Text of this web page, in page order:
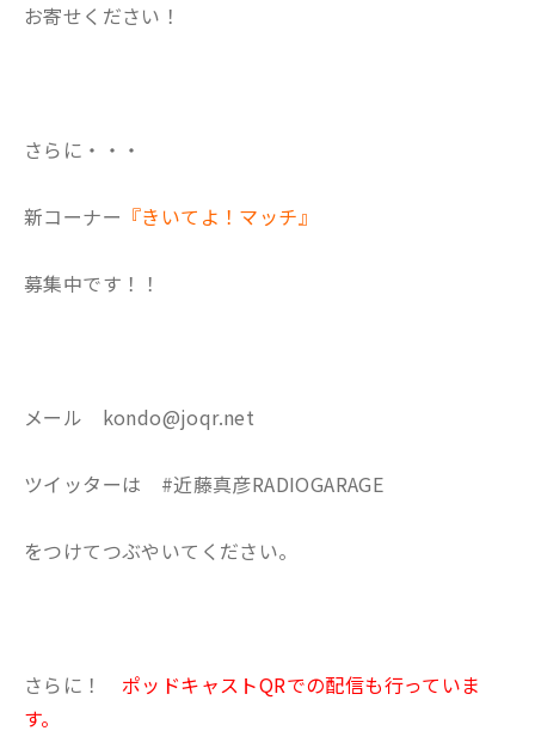
お寄せください！
さらに・・・
新コーナー 『きいてよ！マッチ』
募集中です！！
メール kondo@joqr.net
ツイッターは #近藤真彦RADIOGARAGE
をつけてつぶやいてください。
さらに！ ポッドキャストQRでの配信も行っていま
す。